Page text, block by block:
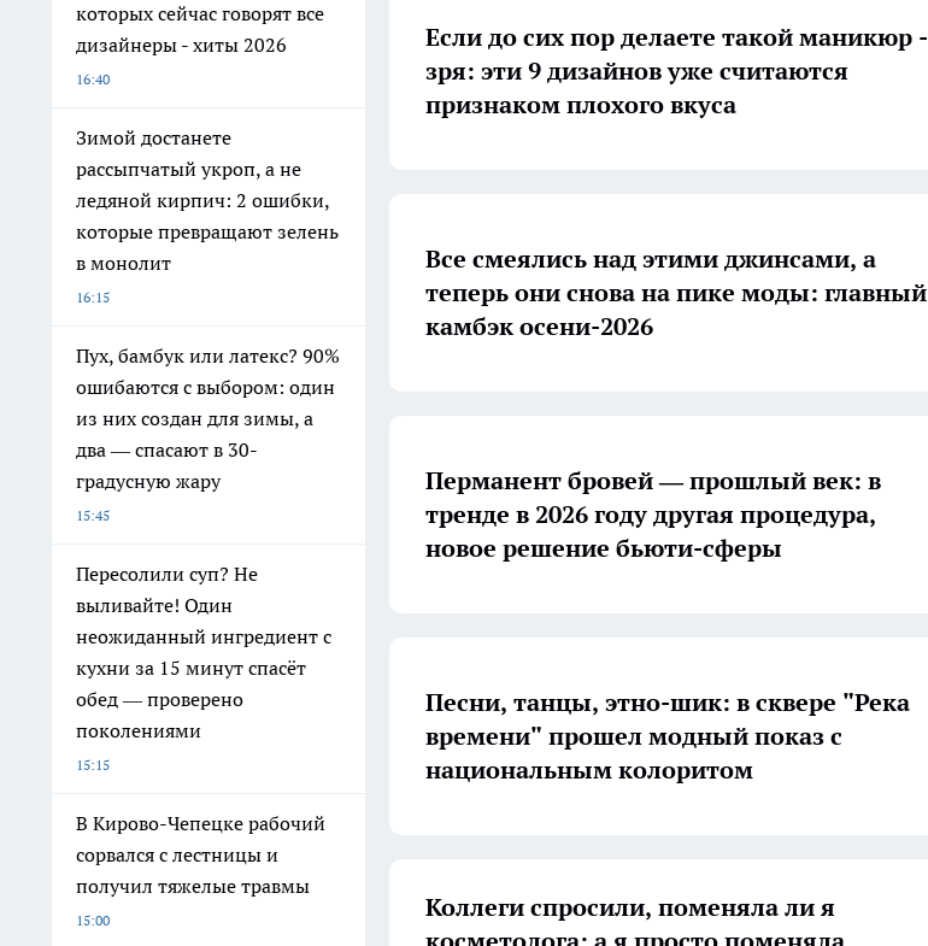
которых сейчас говорят все
дизайнеры - хиты 2026
16:40
Зимой достанете
рассыпчатый укроп, а не
ледяной кирпич: 2 ошибки,
которые превращают зелень
в монолит
16:15
Пух, бамбук или латекс? 90%
ошибаются с выбором: один
из них создан для зимы, а
два — спасают в 30-
градусную жару
15:45
Пересолили суп? Не
выливайте! Один
неожиданный ингредиент с
кухни за 15 минут спасёт
обед — проверено
поколениями
15:15
В Кирово-Чепецке рабочий
сорвался с лестницы и
получил тяжелые травмы
15:00
Если до сих пор делаете такой маникюр -
зря: эти 9 дизайнов уже считаются
признаком плохого вкуса
Все смеялись над этими джинсами, а
теперь они снова на пике моды: главный
камбэк осени-2026
Перманент бровей — прошлый век: в
тренде в 2026 году другая процедура,
новое решение бьюти-сферы
Песни, танцы, этно-шик: в сквере "Река
времени" прошел модный показ с
национальным колоритом
Коллеги спросили, поменяла ли я